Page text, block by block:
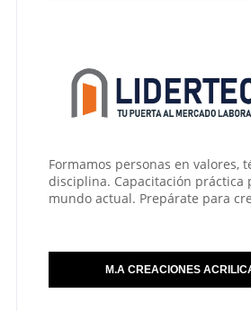
Formamos personas en valores,
disciplina. Capacitación práctica
mundo actual. Prepárate para
M.A CREACIONES